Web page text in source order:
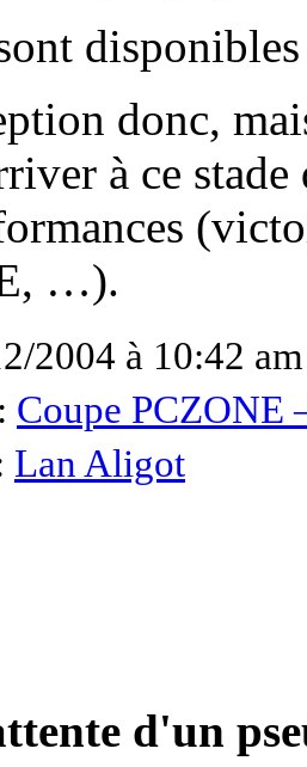
donc,
à ce
…).
2004 à 10:42
Coupe PCZONE
Lan Aligot
d'un